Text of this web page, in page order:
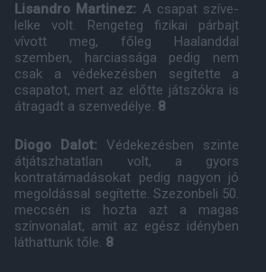
Lisandro Martinez: A csapat szíve-
lelke volt. Rengeteg fizikai párbajt
vívott meg, főleg Haalanddal
szemben, harciassága pedig nem
csak a védekezésben segítette a
csapatot, mert az előtte játszókra is
átragadt a szenvedélye. 8
Diogo Dalot:Védekezésben szinte
átjátszhatatlan volt, a gyors
kontratámadásokat pedig nagyon jó
megoldással segítette. Szezonbeli 50.
meccsén is hozta azt a magas
színvonalat, amit az egész idényben
láthattunk tőle. 8